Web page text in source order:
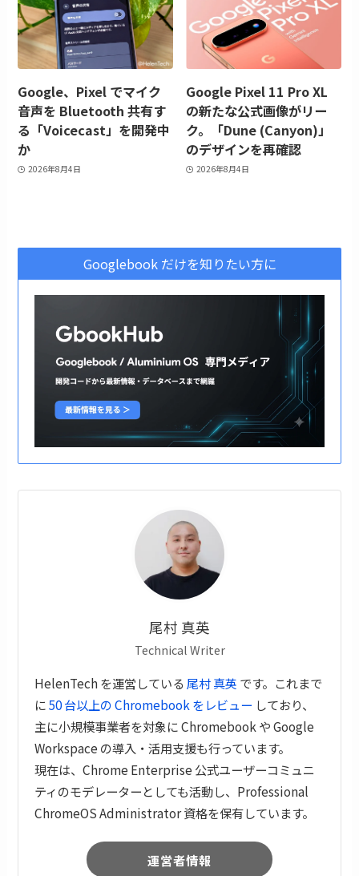
Google、Pixel でマイク
音声を Bluetooth 共有す
る「Voicecast」を開発中
か
2026年8月4日
Google Pixel 11 Pro XL
の新たな公式画像がリー
ク。「Dune (Canyon)」
のデザインを再確認
2026年8月4日
Googlebook だけを知りたい方に
尾村 真英
Technical Writer
HelenTech を運営している 尾村 真英 です。これまで
に50 台以上の Chromebook をレビュー しており、
主に小規模事業者を対象に Chromebook や Google
Workspace の導入・活用支援も行っています。
現在は、Chrome Enterprise 公式ユーザーコミュニ
ティのモデレーターとしても活動し、Professional
ChromeOS Administrator 資格を保有しています。
運営者情報